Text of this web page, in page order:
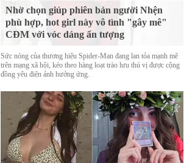
Nhờ chọn giúp phiên bản người Nhện
phù hợp, hot girl này vô tình "gây mê"
CĐM với vóc dáng ấn tượng
Sức nóng của thương hiệu Spider-Man đang lan tỏa mạnh mẽ
trên mạng xã hội, kéo theo hàng loạt trào lưu thú vị được cộng
đồng yêu điện ảnh hưởng ứng.